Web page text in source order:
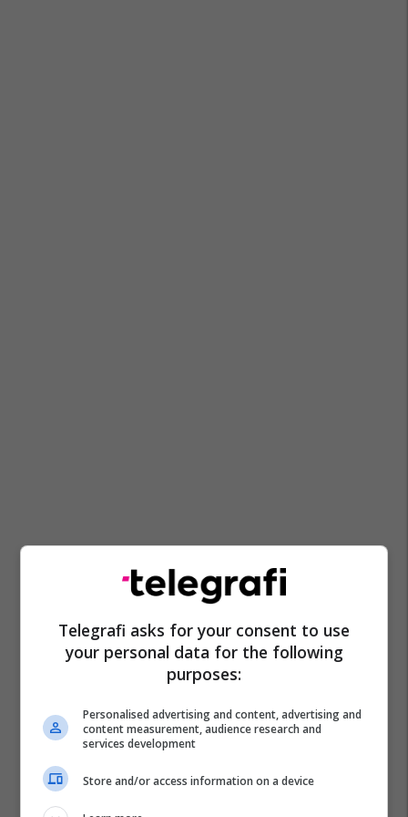
Telegrafi asks for your consent to use
your personal data for the following
purposes:
Personalised advertising and content, advertising and
content measurement, audience research and
services development
Store and/or access information on a device